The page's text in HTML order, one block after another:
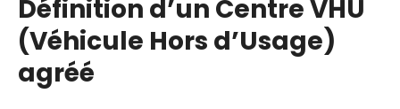
Définition d’un Centre VHU
(Véhicule Hors d’Usage)
agréé